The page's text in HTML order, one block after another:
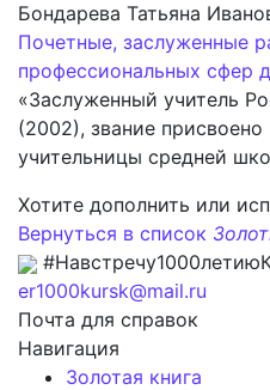
Бондарева Татьяна
Почетные, заслуженные
профессиональных сфер
«Заслуженный учитель
(2002), звание
учительницы средней
Хотите дополнить или
Вернуться в список
er1000kursk@mail.ru
Почта для справок
Навигация
Золотая книга